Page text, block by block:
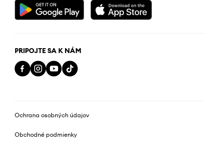
PRIPOJTE SA K NÁM
Ochrana osobných údajov
Obchodné podmienky